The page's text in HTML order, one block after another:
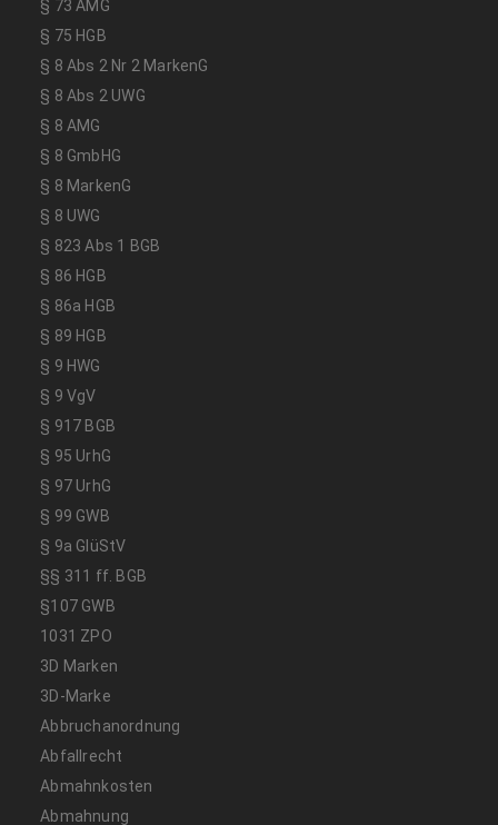
§ 73 AMG
§ 75 HGB
§ 8 Abs 2 Nr 2 MarkenG
§ 8 Abs 2 UWG
§ 8 AMG
§ 8 GmbHG
§ 8 MarkenG
§ 8 UWG
§ 823 Abs 1 BGB
§ 86 HGB
§ 86a HGB
§ 89 HGB
§ 9 HWG
§ 9 VgV
§ 917 BGB
§ 95 UrhG
§ 97 UrhG
§ 99 GWB
§ 9a GlüStV
§§ 311 ff. BGB
§107 GWB
1031 ZPO
3D Marken
3D-Marke
Abbruchanordnung
Abfallrecht
Abmahnkosten
Abmahnung